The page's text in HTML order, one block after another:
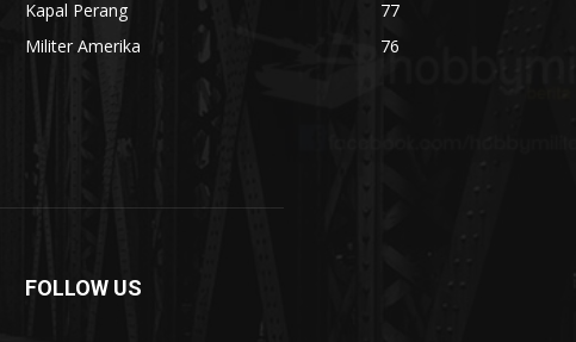
Kapal Perang
77
Militer Amerika
76
FOLLOW US